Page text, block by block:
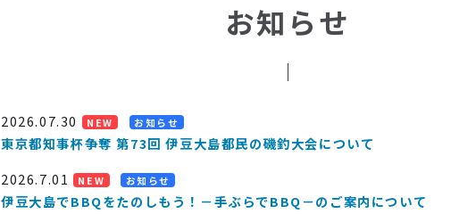
お知らせ
2026.07.30 NEW お知らせ
東京都知事杯争奪 第73回 伊豆大島都民の磯釣大会について
2026.7.01
NEW お知らせ
伊豆大島でBBQをたのしもう！－手ぶらでBBQ－のご案内について